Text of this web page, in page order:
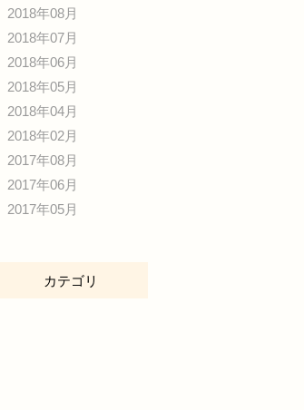
2018年08月
2018年07月
2018年06月
2018年05月
2018年04月
2018年02月
2017年08月
2017年06月
2017年05月
カテゴリ